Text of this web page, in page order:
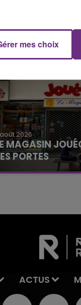
2026
MAGASIN
PORTES
l'une des
Le Week-
ACTUS
mes choix